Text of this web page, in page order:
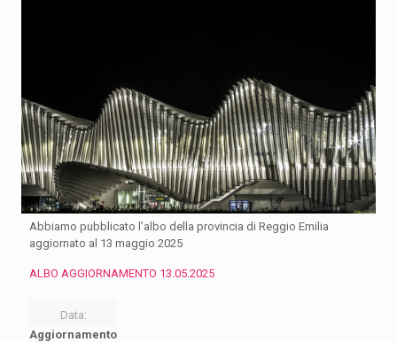
Abbiamo pubblicato l’albo della provincia di Reggio Emilia
aggiornato al 13 maggio 2025
ALBO AGGIORNAMENTO 13.05.2025
Data:
Aggiornamento